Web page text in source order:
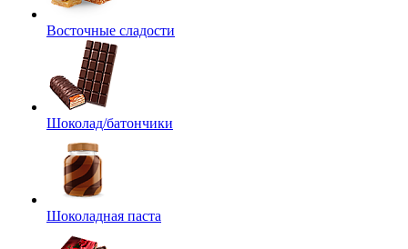
Восточные сладости
Шоколад/батончики
Шоколадная паста